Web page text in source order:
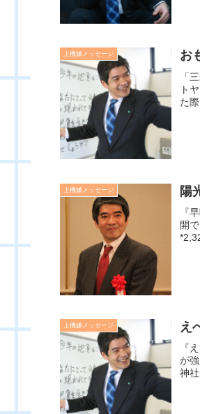
上機嫌メッセージ お
「
ト
た
上機嫌メッセージ 陽
『
開
上機嫌メッセージ え
『
が
神